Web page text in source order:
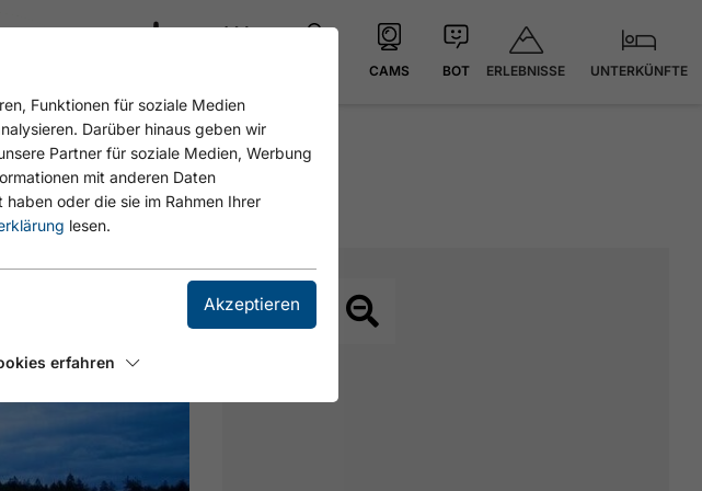
CAMS BOT ERLEBNISSE UNTERKÜNFTE
Funktionen für soziale Medien
Darüber hinaus geben wir
Partner für soziale Medien, Werbung
mit anderen Daten
oder die sie im Rahmen Ihrer
lesen.
Akzeptieren
erfahren